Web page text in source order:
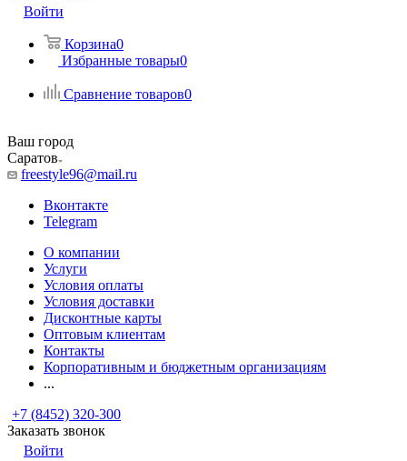
Войти
Корзина0
Избранные товары0
Сравнение товаров0
Ваш город
Саратов
freestyle96@mail.ru
Вконтакте
Telegram
О компании
Услуги
Условия оплаты
Условия доставки
Дисконтные карты
Оптовым клиентам
Контакты
Корпоративным и бюджетным организациям
...
+7 (8452) 320-300
Заказать звонок
Войти